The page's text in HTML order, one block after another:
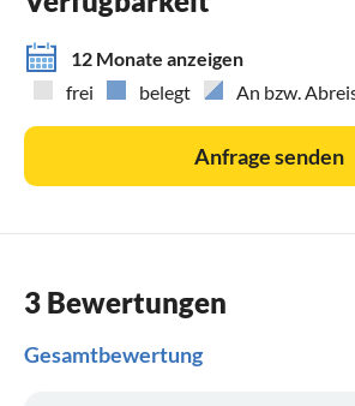
12 Monate anzeigen
frei
belegt An bzw.
Anfrage senden
3 Bewertungen
Gesamtbewertung